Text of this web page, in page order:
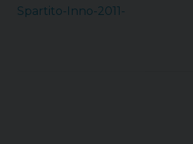
Spartito-Inno-2011-